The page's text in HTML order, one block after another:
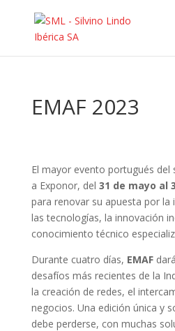
EMAF 2023
El mayor evento portugués del
a Exponor, del 31 de mayo al
para renovar su apuesta por la
las tecnologías, la innovación
conocimiento técnico
Durante cuatro días, EMAF
desafíos más recientes de la
la creación de redes, el
negocios. Una edición única y
debe perderse, con muchas